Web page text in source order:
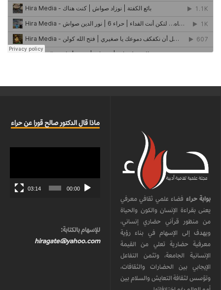
بوابة حراء فضاء علمي ثقافي معرفي
يعنى بقراءة الإنسان والكون والحياة
من منظور قرآني حضاري إنساني،
ويهدف إلى الإسهام في بناء رؤية
معرفية حضارية تعلي من القيمة
الإنسانية الجامعة، وتثمن التفاعل
الإيجابي بين الحضارات والثقافات،
وتؤسس لثقافة التعايش والسلام بين
ماذا قال الدكتور صالح قورا عن حراء
00:00
03:14
للإسهام بالكتابة:
hiragate@yahoo.com